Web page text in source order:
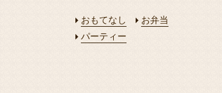
おもてなし
お弁当
パーティー